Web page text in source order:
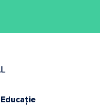
Educație